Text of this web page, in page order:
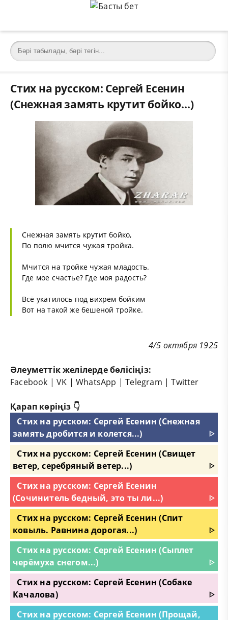
Стих на русском: Сергей Есенин
(Снежная замять крутит бойко...)
Снежная замять крутит бойко,
По полю мчится чужая тройка.
Мчится на тройке чужая младость.
Где мое счастье? Где моя радость?
Всё укатилось под вихрем бойким
Вот на такой же бешеной тройке.
4/5 октября 1925
Әлеуметтік желілерде бөлісіңіз:
Facebook |VK |WhatsApp |Telegram |Twitter
Қарап көріңіз 👇
Стих на русском: Сергей Есенин (Снежная
замять дробится и колется...)
ᐈ
Стих на русском: Сергей Есенин (Свищет
ветер, серебряный ветер...)
ᐈ
Стих на русском: Сергей Есенин
(Сочинитель бедный, это ты ли...)
ᐈ
Стих на русском: Сергей Есенин (Спит
ковыль. Равнина дорогая...)
ᐈ
Стих на русском: Сергей Есенин (Сыплет
черёмуха снегом...)
ᐈ
Стих на русском: Сергей Есенин (Собаке
Качалова)
ᐈ
Стих на русском: Сергей Есенин (Прощай,